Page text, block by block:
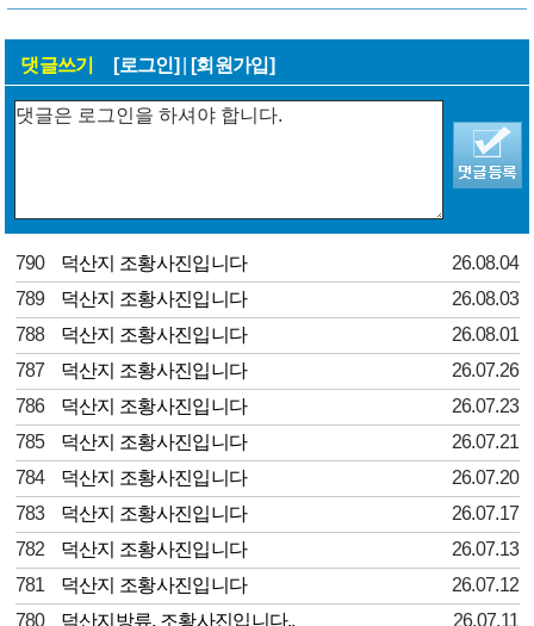
댓글쓰기 [로그인] [회원가입]
790 덕산지 조황사진입니다
26.08.04
789
덕산지 조황사진입니다
26.08.03
788
덕산지 조황사진입니다
26.08.01
787
덕산지 조황사진입니다
26.07.26
786
덕산지 조황사진입니다
26.07.23
785
덕산지 조황사진입니다
26.07.21
784
덕산지 조황사진입니다
26.07.20
783
덕산지 조황사진입니다
26.07.17
782
덕산지 조황사진입니다
26.07.13
781
덕산지 조황사진입니다
26.07.12
780
덕산지방류. 조황사진입니다.. 26.07.11